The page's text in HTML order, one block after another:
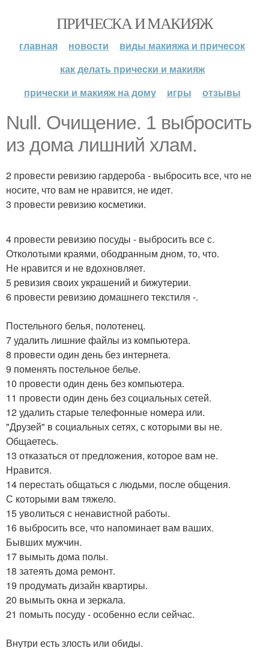
ПРИЧЕСКА И МАКИЯЖ
главная новости
виды макияжа и причесок
как делать прически и макияж
прически и макияж на дому
игры отзывы
Null. Очищение. 1 выбросить
из дома лишний хлам.
2 провести ревизию гардероба - выбросить все, что не
носите, что вам не нравится, не идет.
3 провести ревизию косметики.
4 провести ревизию посуды - выбросить все с.
Отколотыми краями, ободранным дном, то, что.
Не нравится и не вдохновляет.
5 ревизия своих украшений и бижутерии.
6 провести ревизию домашнего текстиля -.
Постельного белья, полотенец.
7 удалить лишние файлы из компьютера.
8 провести один день без интернета.
9 поменять постельное белье.
10 провести один день без компьютера.
11 провести один день без социальных сетей.
12 удалить старые телефонные номера или.
"Друзей" в социальных сетях, с которыми вы не.
Общаетесь.
13 отказаться от предложения, которое вам не.
Нравится.
14 перестать общаться с людьми, после общения.
С которыми вам тяжело.
15 уволиться с ненавистной работы.
16 выбросить все, что напоминает вам ваших.
Бывших мужчин.
17 вымыть дома полы.
18 затеять дома ремонт.
19 продумать дизайн квартиры.
20 вымыть окна и зеркала.
21 помыть посуду - особенно если сейчас.
Внутри есть злость или обиды.